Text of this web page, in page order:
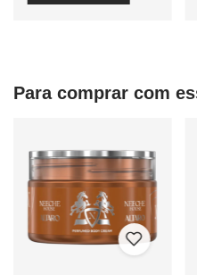
Para comprar com